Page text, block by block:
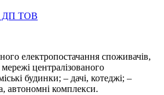
ДП ТОВ
електропостачання споживачів,
централізованого
будинки; – дачі, котеджі; –
автономні комплекси.